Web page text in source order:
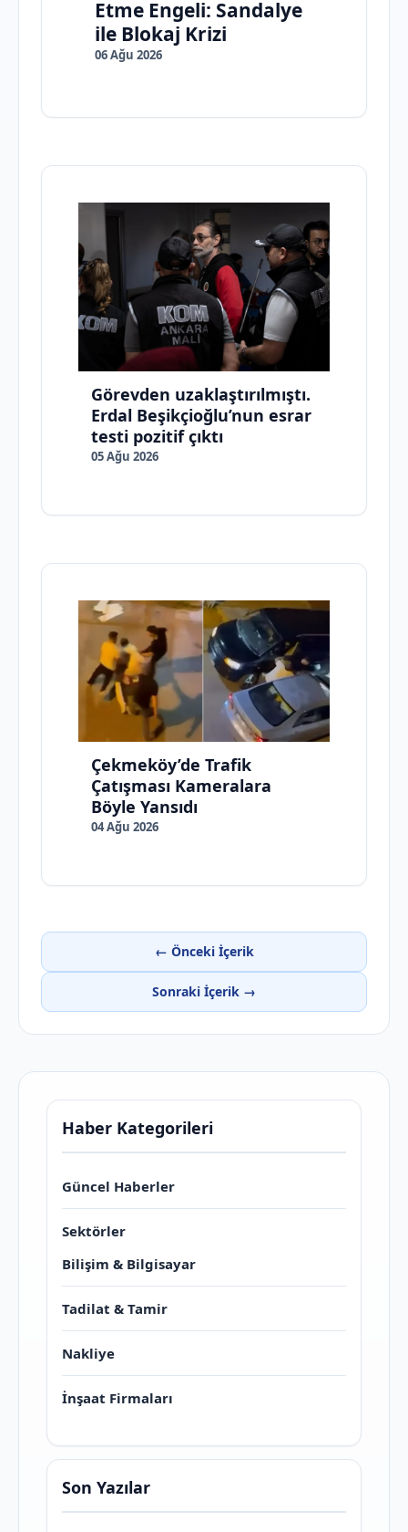
Etme Engeli: Sandalye
ile Blokaj Krizi
06 Ağu 2026
Görevden uzaklaştırılmıştı.
Erdal Beşikçioğlu’nun esrar
testi pozitif çıktı
05 Ağu 2026
Çekmeköy’de Trafik
Çatışması Kameralara
Böyle Yansıdı
04 Ağu 2026
← Önceki İçerik
Sonraki İçerik →
Haber Kategorileri
Güncel Haberler
Sektörler
Bilişim & Bilgisayar
Tadilat & Tamir
Nakliye
İnşaat Firmaları
Son Yazılar